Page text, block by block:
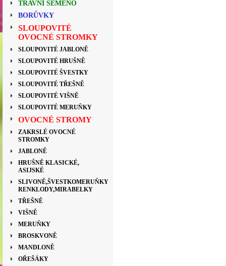
TRAVNÍ SEMENO
BORŮVKY
SLOUPOVITÉ
OVOCNÉ STROMKY
SLOUPOVITÉ JABLONĚ
SLOUPOVITÉ HRUŠNĚ
SLOUPOVITÉ ŠVESTKY
SLOUPOVITÉ TŘEŠNĚ
SLOUPOVITÉ VIŠNĚ
SLOUPOVITÉ MERUŇKY
OVOCNÉ STROMY
ZAKRSLÉ OVOCNÉ
STROMKY
JABLONĚ
HRUŠNĚ KLASICKÉ,
ASIJSKÉ
SLIVONĚ,ŠVESTKOMERUŇKY
RENKLODY,MIRABELKY
TŘEŠNĚ
VIŠNĚ
MERUŇKY
BROSKVONĚ
MANDLONĚ
OŘEŠÁKY